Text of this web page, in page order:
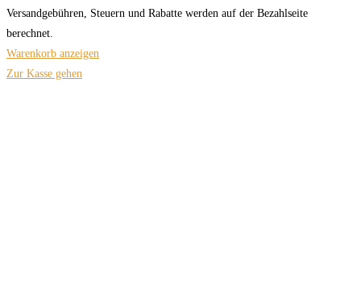
Versandgebühren, Steuern und Rabatte werden auf der Bezahlseite
berechnet.
Warenkorb anzeigen
Zur Kasse gehen